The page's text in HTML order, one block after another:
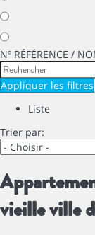
Nº RÉFÉRENCE /
Appliquer les filtres
Liste
Trier par:
vieille ville